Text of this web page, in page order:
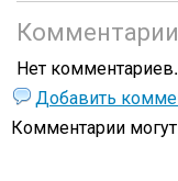
Нет
Добавить
Комментарии